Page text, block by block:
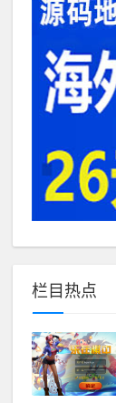
栏目热点